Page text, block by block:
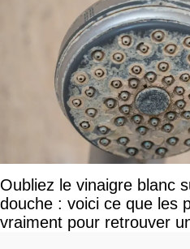
Oubliez le vinaigre blanc
douche : voici ce que les
vraiment pour retrouver